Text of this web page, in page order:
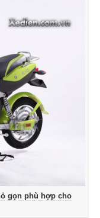
gọn phù hợp cho